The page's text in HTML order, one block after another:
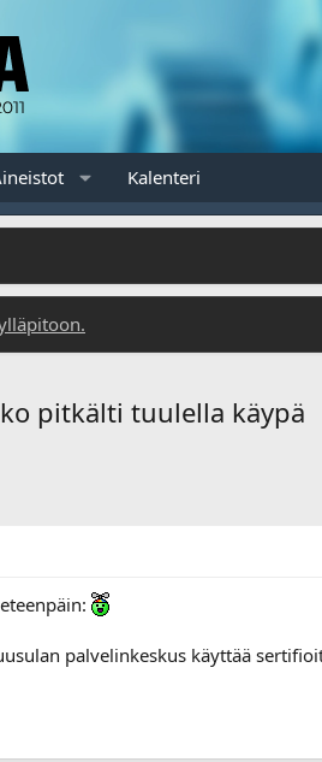
Kalenteri
pitkälti tuulella käypä
palvelinkeskus käyttää